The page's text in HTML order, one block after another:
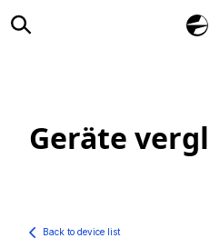
Geräte
Back to device list